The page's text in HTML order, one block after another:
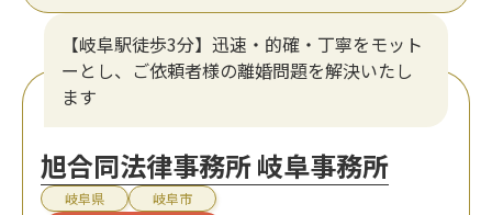
【岐阜駅徒歩3分】迅速・的確・丁寧をモット
ーとし、ご依頼者様の離婚問題を解決いたし
ます
旭合同法律事務所 岐阜事務所
岐阜県 岐阜市